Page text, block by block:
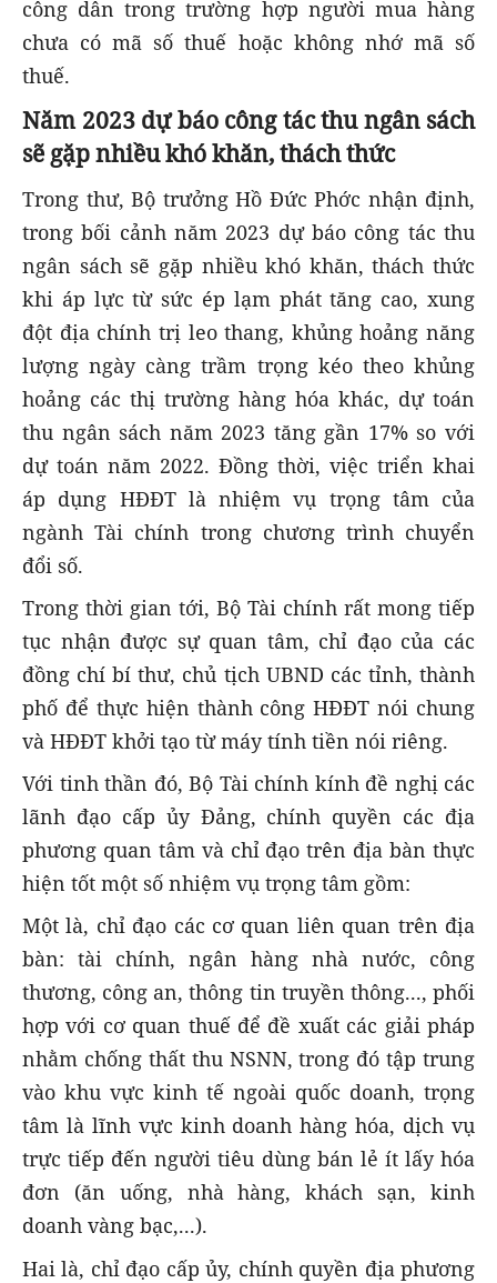
công dân trong trường hợp người mua hàng
chưa có mã số thuế hoặc không nhớ mã số
thuế.
Năm 2023 dự báo công tác thu ngân sách
sẽ gặp nhiều khó khăn, thách thức
Trong thư, Bộ trưởng Hồ Đức Phớc nhận định,
trong bối cảnh năm 2023 dự báo công tác thu
ngân sách sẽ gặp nhiều khó khăn, thách thức
khi áp lực từ sức ép lạm phát tăng cao, xung
đột địa chính trị leo thang, khủng hoảng năng
lượng ngày càng trầm trọng kéo theo khủng
hoảng các thị trường hàng hóa khác, dự toán
thu ngân sách năm 2023 tăng gần 17% so với
dự toán năm 2022. Đồng thời, việc triển khai
áp dụng HĐĐT là nhiệm vụ trọng tâm của
ngành Tài chính trong chương trình chuyển
đổi số.
Trong thời gian tới, Bộ Tài chính rất mong tiếp
tục nhận được sự quan tâm, chỉ đạo của các
đồng chí bí thư, chủ tịch UBND các tỉnh, thành
phố để thực hiện thành công HĐĐT nói chung
và HĐĐT khởi tạo từ máy tính tiền nói riêng.
Với tinh thần đó, Bộ Tài chính kính đề nghị các
lãnh đạo cấp ủy Đảng, chính quyền các địa
phương quan tâm và chỉ đạo trên địa bàn thực
hiện tốt một số nhiệm vụ trọng tâm gồm:
Một là, chỉ đạo các cơ quan liên quan trên địa
bàn: tài chính, ngân hàng nhà nước, công
thương, công an, thông tin truyền thông..., phối
hợp với cơ quan thuế để đề xuất các giải pháp
nhằm chống thất thu NSNN, trong đó tập trung
vào khu vực kinh tế ngoài quốc doanh, trọng
tâm là lĩnh vực kinh doanh hàng hóa, dịch vụ
trực tiếp đến người tiêu dùng bán lẻ ít lấy hóa
đơn (ăn uống, nhà hàng, khách sạn, kinh
doanh vàng bạc,...).
Hai là, chỉ đạo cấp ủy, chính quyền địa phương